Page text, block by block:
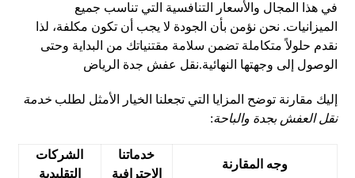
في هذا المجال والأسعار التنافسية التي تناسب جميع
الميزانيات. نحن نؤمن بأن الجودة لا يجب أن تكون مكلفة، لذا
نقدم حلولاً متكاملة تضمن سلامة مقتنياتك من البداية وحتى
الوصول إلى وجهتها النهائية.نقل عفش جدة الرياض
إليك مقارنة توضح المزايا التي تجعلنا الخيار الأمثل لطلبخدمة
نقل العفش بجدة والباحة:
وجه المقارنة
خدماتنا
الاحترافية
الشركات
التقليدية